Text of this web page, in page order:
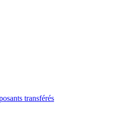
transférés